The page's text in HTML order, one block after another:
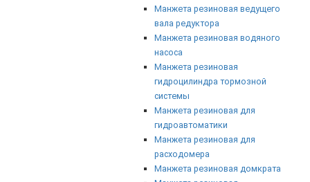
Манжета резиновая ведущего
вала редуктора
Манжета резиновая водяного
насоса
Манжета резиновая
гидроцилиндра тормозной
системы
Манжета резиновая для
гидроавтоматики
Манжета резиновая для
расходомера
Манжета резиновая домкрата